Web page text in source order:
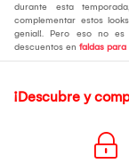
durante esta
complementar estos
genial!. Pero eso no
descuentos en faldas para
¡Descubre y